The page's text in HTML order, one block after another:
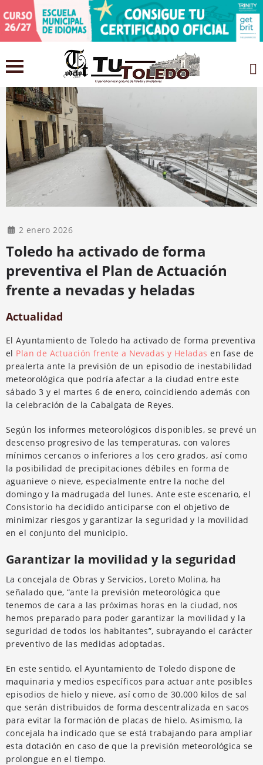
2 enero 2026
Toledo ha activado de forma
preventiva el Plan de Actuación
frente a nevadas y heladas
Actualidad
El Ayuntamiento de Toledo ha activado de forma preventiva
el Plan de Actuación frente a Nevadas y Heladas en fase de
prealerta ante la previsión de un episodio de inestabilidad
meteorológica que podría afectar a la ciudad entre este
sábado 3 y el martes 6 de enero, coincidiendo además con
la celebración de la Cabalgata de Reyes.
Según los informes meteorológicos disponibles, se prevé un
descenso progresivo de las temperaturas, con valores
mínimos cercanos o inferiores a los cero grados, así como
la posibilidad de precipitaciones débiles en forma de
aguanieve o nieve, especialmente entre la noche del
domingo y la madrugada del lunes. Ante este escenario, el
Consistorio ha decidido anticiparse con el objetivo de
minimizar riesgos y garantizar la seguridad y la movilidad
en el conjunto del municipio.
Garantizar la movilidad y la seguridad
La concejala de Obras y Servicios, Loreto Molina, ha
señalado que, “ante la previsión meteorológica que
tenemos de cara a las próximas horas en la ciudad, nos
hemos preparado para poder garantizar la movilidad y la
seguridad de todos los habitantes”, subrayando el carácter
preventivo de las medidas adoptadas.
En este sentido, el Ayuntamiento de Toledo dispone de
maquinaria y medios específicos para actuar ante posibles
episodios de hielo y nieve, así como de 30.000 kilos de sal
que serán distribuidos de forma descentralizada en sacos
para evitar la formación de placas de hielo. Asimismo, la
concejala ha indicado que se está trabajando para ampliar
esta dotación en caso de que la previsión meteorológica se
prolongue en el tiempo.